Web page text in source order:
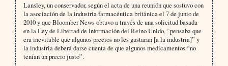
Lansley, un conservador, según el acta de una reunión que sostuvo con
la asociación de la industria farmacéutica británica el 7 de junio de
2010 y que Bloomber News obtuvo a través de una solicitud basada
en la Ley de Libertad de Información del Reino Unido, “pensaba que
era inevitable que algunos precios no les gustaran [a la industria]” y
la industria deberá darse cuenta de que algunos medicamentos “no
tenían un precio justo”.